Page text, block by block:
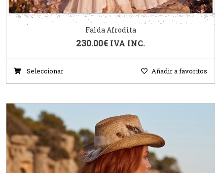
Falda Afrodita
230.00€ IVA INC.
Seleccionar Añadir a favoritos